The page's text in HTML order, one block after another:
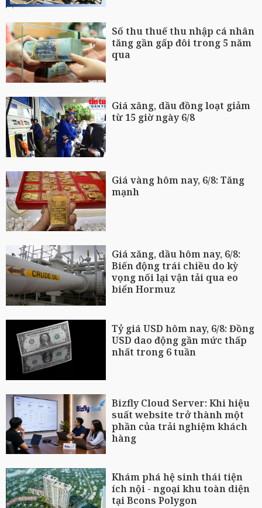
Số thu thuế thu nhập cá nhân
tăng gần gấp đôi trong 5 năm
qua
Giá xăng, dầu đồng loạt giảm
từ 15 giờ ngày 6/8
Giá vàng hôm nay, 6/8: Tăng
mạnh
Giá xăng, dầu hôm nay, 6/8:
Biến động trái chiều do kỳ
vọng nối lại vận tải qua eo
biển Hormuz
Tỷ giá USD hôm nay, 6/8: Đồng
USD dao động gần mức thấp
nhất trong 6 tuần
Bizfly Cloud Server: Khi hiệu
suất website trở thành một
phần của trải nghiệm khách
hàng
Khám phá hệ sinh thái tiện
ích nội - ngoại khu toàn diện
tại Bcons Polygon